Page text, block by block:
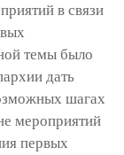
в связи
темы было
дать
шагах
мероприятий
первых